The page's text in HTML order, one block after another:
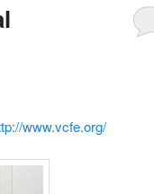
www.vcfe.org/